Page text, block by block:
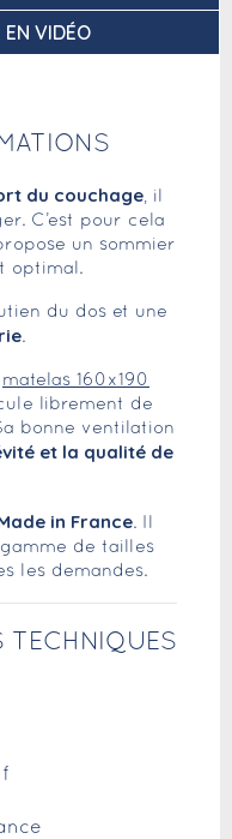
EN VIDÉO
du couchage, il
C’est pour cela
un sommier
optimal.
du dos et une
.
matelas 160x190
librement de
bonne ventilation
et la qualité de
in France. Il
de tailles
les demandes.
TECHNIQUES